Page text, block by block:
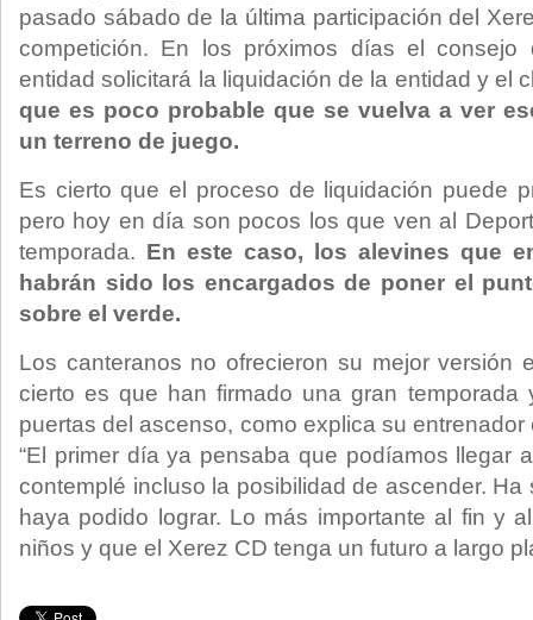
pasado sábado de la última participación del
competición. En los próximos días el consejo
entidad solicitará la liquidación de la entidad y el
que es poco probable que se vuelva a ver
un terreno de juego.
Es cierto que el proceso de liquidación puede
pero hoy en día son pocos los que ven al
temporada. En este caso, los alevines que
habrán sido los encargados de poner el
sobre el verde.
Los canteranos no ofrecieron su mejor versión
cierto es que han firmado una gran
puertas del ascenso, como explica su
“El primer día ya pensaba que podíamos llegar
contemplé incluso la posibilidad de ascender.
haya podido lograr. Lo más importante al fin y
niños y que el Xerez CD tenga un futuro a largo